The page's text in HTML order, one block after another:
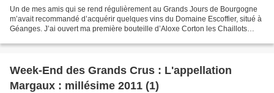
Un de mes amis qui se rend régulièrement au Grands Jours de Bourgogne
m’avait recommandé d’acquérir quelques vins du Domaine Escoffier, situé à
Géanges. J’ai ouvert ma première bouteille d’Aloxe Corton les Chaillots
Week-End des Grands Crus : L'appellation
Margaux : millésime 2011 (1)